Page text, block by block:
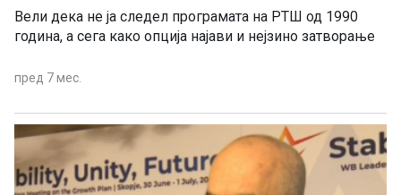
Вели дека не ја следел програмата на РТШ од 1990
година, а сега како опција најави и нејзино затворање
пред 7 мес.